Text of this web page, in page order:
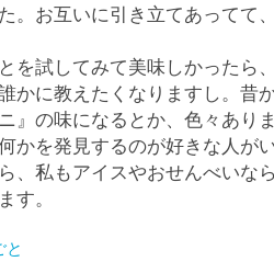
。お互いに引き立てあってて
を試してみて美味しかったら
かに教えたくなりますし。昔
』の味になるとか、色々あり
かを発見するのが好きな人が
、私もアイスやおせんべいな
す。
と